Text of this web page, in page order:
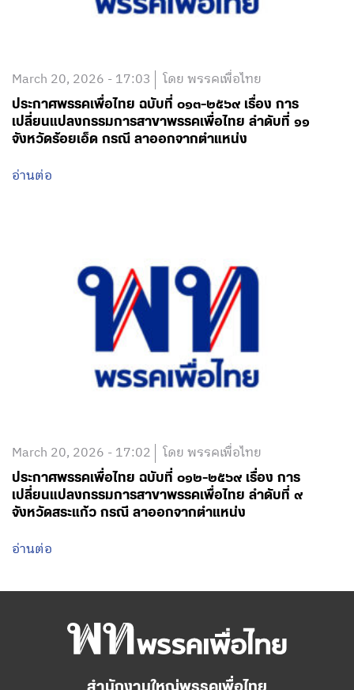
March 20, 2026 - 17:03 โดย พรรคเพื่อไทย
ประกาศพรรคเพื่อไทย ฉบับที่ ๐๑๓-๒๕๖๙ เรื่อง การ
เปลี่ยนแปลงกรรมการสาขาพรรคเพื่อไทย ลำดับที่ ๑๑
จังหวัดร้อยเอ็ด กรณี ลาออกจากตำแหน่ง
อ่านต่อ
March 20, 2026 - 17:02 โดย พรรคเพื่อไทย
ประกาศพรรคเพื่อไทย ฉบับที่ ๐๑๒-๒๕๖๙ เรื่อง การ
เปลี่ยนแปลงกรรมการสาขาพรรคเพื่อไทย ลำดับที่ ๙
จังหวัดสระแก้ว กรณี ลาออกจากตำแหน่ง
อ่านต่อ